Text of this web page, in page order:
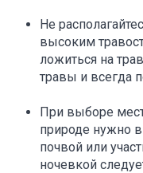
Не
высоким
ложиться на
травы и всегда
При выборе
природе нужно
почвой или
ночевкой